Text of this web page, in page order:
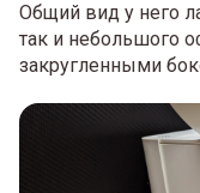
Общий вид у него
так и небольшого
закругленными